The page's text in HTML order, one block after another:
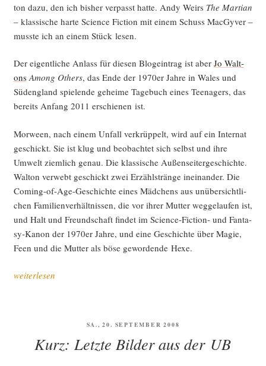
ton dazu, den ich bis­her ver­passt hat­te. Andy Weirs The Mar­ti­an
– klas­si­sche har­te Sci­ence Fic­tion mit einem Schuss Mac­Gy­ver –
muss­te ich an einem Stück lesen.
Der eigent­li­che Anlass für die­sen Blog­ein­trag ist aber Jo Walt­
ons Among Others, das Ende der 1970er Jah­re in Wales und
Süd­eng­land spie­len­de gehei­me Tage­buch eines Teen­agers, das
bereits Anfang 2011 erschie­nen ist.
Mor­ween, nach einem Unfall ver­krüp­pelt, wird auf ein Inter­nat
geschickt. Sie ist klug und beob­ach­tet sich selbst und ihre
Umwelt ziem­lich genau. Die klas­si­sche Außen­sei­ter­ge­schich­te.
Walt­on ver­webt geschickt zwei Erzähl­strän­ge inein­an­der. Die
Coming-of-Age-Geschich­te eines Mäd­chens aus unüber­sicht­li­
chen Fami­li­en­ver­hält­nis­sen, die vor ihrer Mut­ter weg­ge­lau­fen ist,
und Halt und Freund­schaft fin­det im Sci­ence-Fic­tion- und Fan­ta­
sy-Kanon der 1970er Jah­re, und eine Geschich­te über Magie,
Feen und die Mut­ter als böse gewor­den­de Hexe.
„Lese­
weiterlesen
VERÖFFENTLICHT
SA., 20. SEPTEMBER 2008
Kurz: Letzte Bilder aus der UB